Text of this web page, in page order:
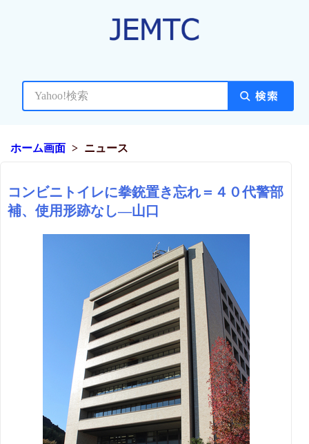
ホーム画面 ニュース
コンビニトイレに拳銃置き忘れ＝４０代警部
補、使用形跡なし―山口